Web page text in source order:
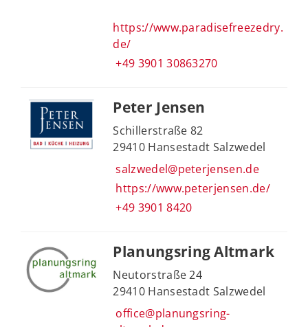
https://www.paradisefreezedry.
de/
+49 3901 30863270
Peter Jensen
Schillerstraße 82
29410 Hansestadt Salzwedel
salzwedel@peterjensen.de
https://www.peterjensen.de/
+49 3901 8420
Planungsring Altmark
Neutorstraße 24
29410 Hansestadt Salzwedel
office@planungsring-